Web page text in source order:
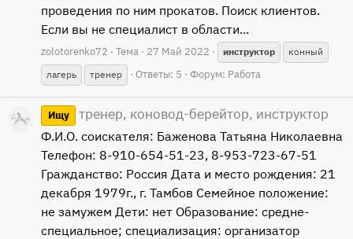
проведения по ним прокатов. Поиск клиентов.
Если вы не специалист в области...
zolotorenko72 Тема 27 Май 2022 инструктор
конный
лагерь
тренер Ответы: 5 Форум: Работа
Ищу тренер, коновод-берейтор, инструктор
Ф.И.О. соискателя: Баженова Татьяна Николаевна
Телефон: 8-910-654-51-23, 8-953-723-67-51
Гражданство: Россия Дата и место рождения: 21
декабря 1979г., г. Тамбов Семейное положение:
не замужем Дети: нет Образование: средне-
специальное; специализация: организатор